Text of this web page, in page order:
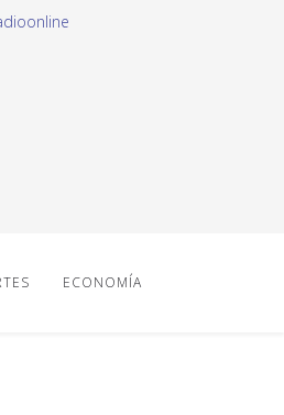
ECONOMÍA